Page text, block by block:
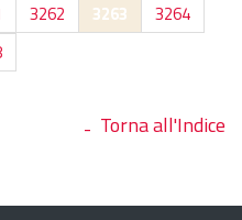
3262 3263
3264
Torna all'Indice